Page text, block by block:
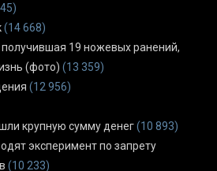
(14 668)
19 ножевых ранений,
(фото) (13 359)
(12 956)
крупную сумму денег(10 893)
эксперимент по запрету
(10 233)